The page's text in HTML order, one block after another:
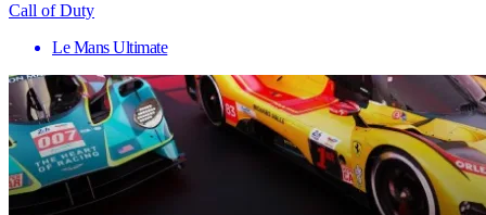
Call of Duty
Le Mans Ultimate